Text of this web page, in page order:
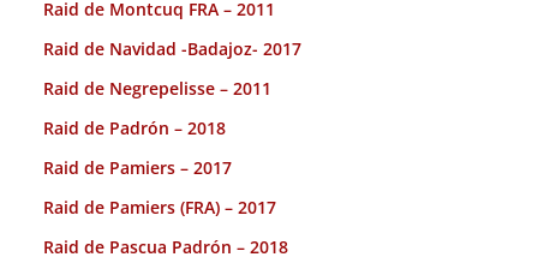
Raid de Montcuq FRA – 2011
Raid de Navidad -Badajoz- 2017
Raid de Negrepelisse – 2011
Raid de Padrón – 2018
Raid de Pamiers – 2017
Raid de Pamiers (FRA) – 2017
Raid de Pascua Padrón – 2018